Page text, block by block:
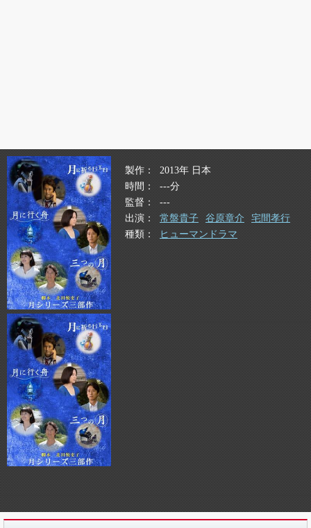
製作
2013年 日本
時間
---分
監督
---
出演
常盤貴子 谷原章介
宅間孝行
種類
ヒューマンドラマ